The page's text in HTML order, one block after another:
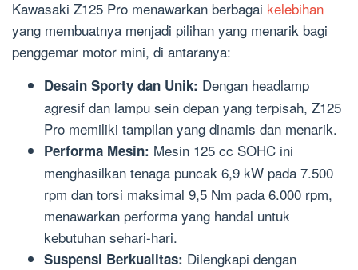
Kawasaki Z125 Pro menawarkan berbagai kelebihan
yang membuatnya menjadi pilihan yang menarik bagi
penggemar motor mini, di antaranya:
Desain Sporty dan Unik: Dengan headlamp
agresif dan lampu sein depan yang terpisah, Z125
Pro memiliki tampilan yang dinamis dan menarik.
Performa Mesin: Mesin 125 cc SOHC ini
menghasilkan tenaga puncak 6,9 kW pada 7.500
rpm dan torsi maksimal 9,5 Nm pada 6.000 rpm,
menawarkan performa yang handal untuk
kebutuhan sehari-hari.
Suspensi Berkualitas: Dilengkapi dengan